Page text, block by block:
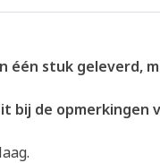
één stuk geleverd,
bij de opmerkingen